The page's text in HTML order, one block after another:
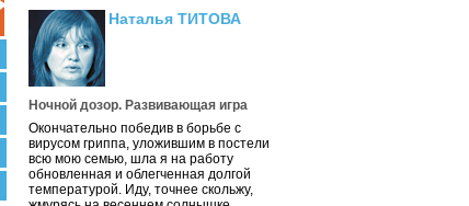
Наталья ТИТОВА
Ночной дозор. Развивающая игра
Окончательно победив в борьбе с
вирусом гриппа, уложившим в постели
всю мою семью, шла я на работу
обновленная и облегченная долгой
температурой. Иду, точнее скольжу,